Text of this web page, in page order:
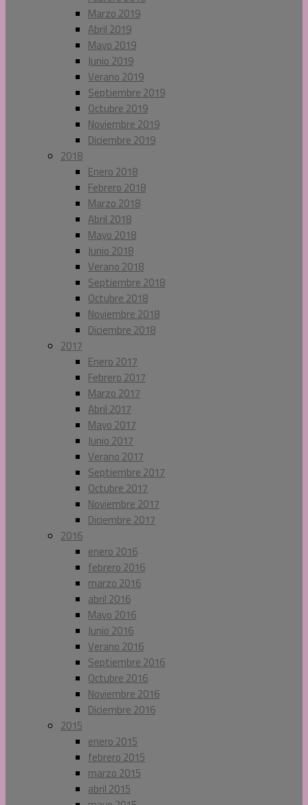
Marzo 2019
Abril 2019
Mayo 2019
Junio 2019
Verano 2019
Septiembre 2019
Octubre 2019
Noviembre 2019
Diciembre 2019
2018
Enero 2018
Febrero 2018
Marzo 2018
Abril 2018
Mayo 2018
Junio 2018
Verano 2018
Septiembre 2018
Octubre 2018
Noviembre 2018
Diciembre 2018
2017
Enero 2017
Febrero 2017
Marzo 2017
Abril 2017
Mayo 2017
Junio 2017
Verano 2017
Septiembre 2017
Octubre 2017
Noviembre 2017
Diciembre 2017
2016
enero 2016
febrero 2016
marzo 2016
abril 2016
Mayo 2016
Junio 2016
Verano 2016
Septiembre 2016
Octubre 2016
Noviembre 2016
Diciembre 2016
2015
enero 2015
febrero 2015
marzo 2015
abril 2015